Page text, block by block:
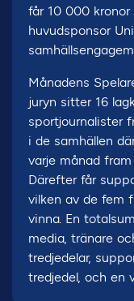
får 10 000
huvudsponsor
Månadens
juryn sitter 16
sportjournalister
i de samhällen
varje månad
Därefter får
vilken av de fem
vinna. En
media, tränare
tredjedelar,
tredjedel, och en